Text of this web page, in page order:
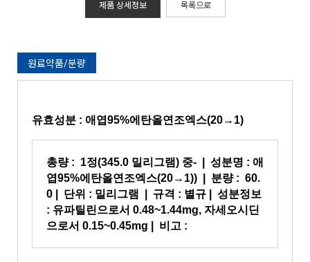
제품 상세정보 목록으로
원료약품/분량
유효성분 : 애엽95%에탄올연조엑스(20→1)
총량 : 1정(345.0 밀리그램) 중- | 성분명 : 애
엽95%에탄올연조엑스(20→1))
| 분량 : 60.
0
| 단위 : 밀리그램 | 규격 : 별규
| 성분정보
: 유파틸린으로서 0.48~1.44mg, 자세오시딘
으로서 0.15~0.45mg
비고 :